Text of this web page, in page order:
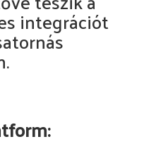
integrációt